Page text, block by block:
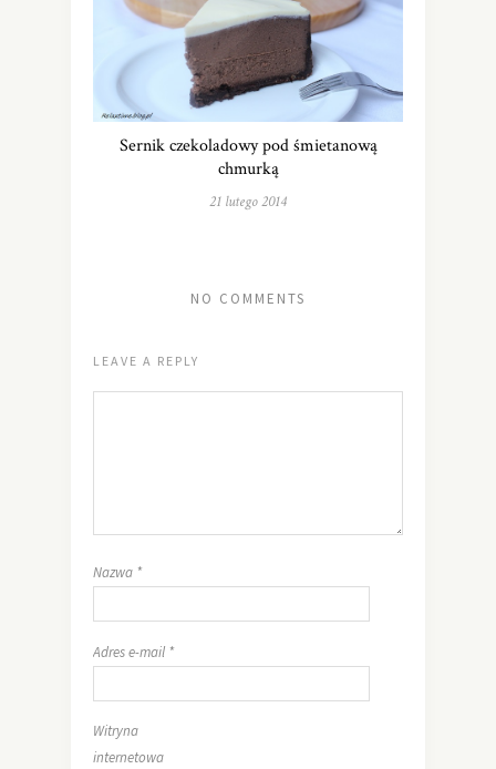
Sernik czekoladowy pod śmietanową
chmurką
21 lutego 2014
NO COMMENTS
LEAVE A REPLY
Nazwa *
Adres e-mail *
Witryna
internetowa